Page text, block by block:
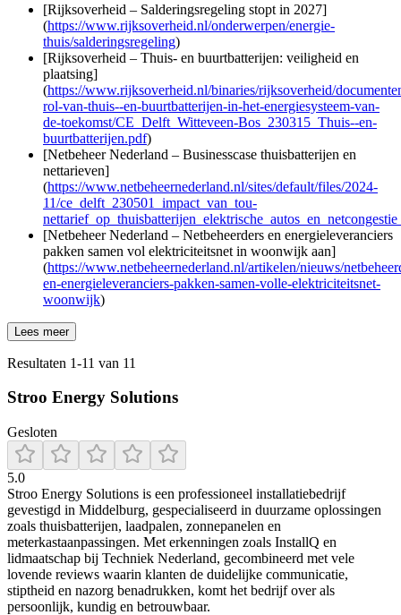
[Rijksoverheid – Salderingsregeling stopt in 2027]
(https://www.rijksoverheid.nl/onderwerpen/energie-
thuis/salderingsregeling)
[Rijksoverheid – Thuis- en buurtbatterijen: veiligheid en
plaatsing]
(https://www.rijksoverheid.nl/binaries/rijksoverheid/
rol-van-thuis--en-buurtbatterijen-in-het-energiesysteem-van-
de-toekomst/CE_Delft_Witteveen-Bos_230315_Thuis--en-
buurtbatterijen.pdf)
[Netbeheer Nederland – Businesscase thuisbatterijen en
nettarieven]
(https://www.netbeheernederland.nl/sites/default/files/2024-
11/ce_delft_230501_impact_van_tou-
[Netbeheer Nederland – Netbeheerders en energieleveranciers
pakken samen vol elektriciteitsnet in woonwijk aan]
(https://www.netbeheernederland.nl/artikelen/nieuws/
en-energieleveranciers-pakken-samen-volle-elektriciteitsnet-
woonwijk)
Lees meer
Resultaten 1-11 van 11
Stroo Energy Solutions
Gesloten
5.0
Stroo Energy Solutions is een professioneel installatiebedrijf
gevestigd in Middelburg, gespecialiseerd in duurzame oplossingen
zoals thuisbatterijen, laadpalen, zonnepanelen en
meterkastaanpassingen. Met erkenningen zoals InstallQ en
lidmaatschap bij Techniek Nederland, gecombineerd met vele
lovende reviews waarin klanten de duidelijke communicatie,
stiptheid en nazorg benadrukken, komt het bedrijf over als
persoonlijk, kundig en betrouwbaar.